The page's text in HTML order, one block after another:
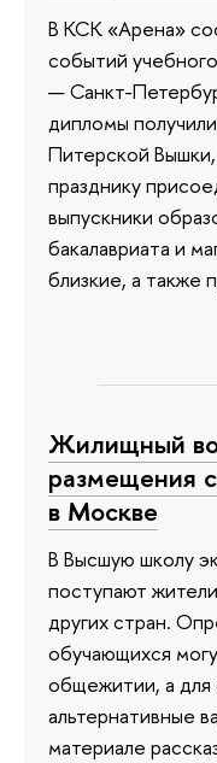
В КСК «Арена»
событий
— Санкт-
дипломы
Питерской
празднику
выпускники
бакалавриата и
близкие, а также
Жилищный
размещения
в Москве
В Высшую школу
поступают
других стран.
обучающихся
общежитии, а для
альтернативные
материале